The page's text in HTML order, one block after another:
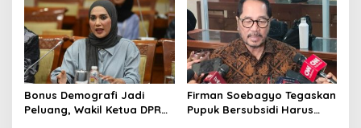
Bonus Demografi Jadi
Peluang, Wakil Ketua DPR
Firman Soebagyo Tegaskan
Pupuk Bersubsidi Harus